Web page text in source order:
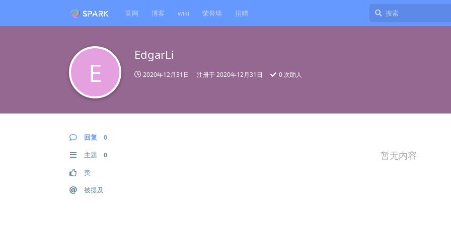
官网 博客 wiki 荣誉墙 捐赠
E
EdgarLi
2020年12月31日 注册于2020年12月31日 0 次助人
回复 0
主题 0
赞
被提及
暂无内容